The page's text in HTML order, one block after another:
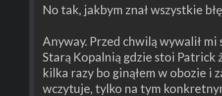
No tak, jakbym znał wszystkie
Anyway. Przed chwilą wywalił mi
Starą Kopalnią gdzie stoi Patrick
kilka razy bo ginąłem w obozie i
wczytuje, tylko na tym